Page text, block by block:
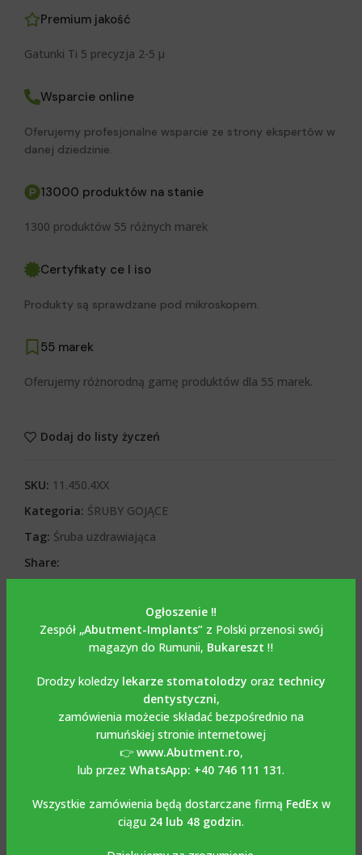
Ogłoszenie ‼️
Zespół „Abutment-Implants”z Polski przenosi swój
magazyn do Rumunii, Bukareszt ‼️
Drodzy koledzy lekarze stomatolodzy oraz technicy
dentystyczni,
zamówienia możecie składać bezpośrednio na
rumuńskiej stronie internetowej
👉 www.Abutment.ro,
lub przez WhatsApp: +40 746 111 131.
Wszystkie zamówienia będą dostarczane firmą FedExw
ciągu 24 lub 48 godzin.
Premium jakość
Gatunki Ti 5 precyzja 2-5 μ
Wsparcie online
Oferujemy profesjonalne wsparcie ze strony ekspertów w
danej dziedzinie.
13000 produktów na stanie
1300 produktów 55 różnych marek
Certyfikaty ce I iso
Produkty są sprawdzane pod mikroskopem.
55 marek
Oferujemy różnorodną gamę produktów dla 55 marek.
Dodaj do listy życzeń
SKU: 11.450.4XX
Kategoria: ŚRUBY GOJĄCE
Tag: Śruba uzdrawiająca
Share:
Opis
Implantium -Dentium
kompatybilny konformer
dziąsłowy / nakładka
gojąca
Śruba gojąca/śruba